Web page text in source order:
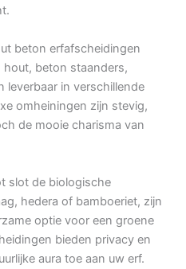
beton erfafscheidingen
beton staanders,
leverbaar in verschillende
omheiningen zijn stevig,
de mooie charisma van
slot de biologische
hedera of bamboeriet, zijn
optie voor een groene
bieden privacy en
aura toe aan uw erf.